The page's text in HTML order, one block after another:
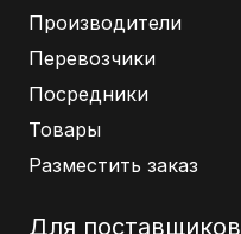
Производители
Перевозчики
Посредники
Товары
Разместить заказ
Для поставщиков